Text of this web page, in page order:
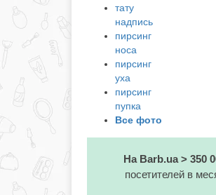
тату
надпись
пирсинг
носа
пирсинг
уха
пирсинг
пупка
Все фото
На Barb.ua > 350
посетителей в